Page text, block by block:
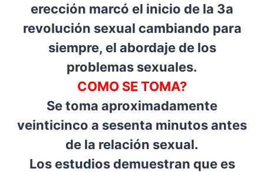
erección marcó el inicio de la 3a
revolución sexual cambiando para
siempre, el abordaje de los
problemas sexuales.
COMO SE TOMA?
Se toma aproximadamente
veinticinco a sesenta minutos antes
de la relación sexual.
Los estudios demuestran que es